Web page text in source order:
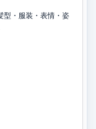
・服装・表情・姿